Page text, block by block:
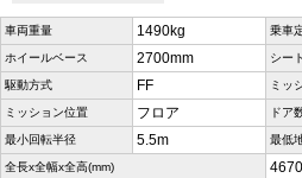
車両重量 1490kg 乗車
ホイールベース 2700mm シー
駆動方式 FF ミッ
ミッション位置 フロア ドア
最小回転半径 5.5m 最低
全長x全幅x全高(mm)